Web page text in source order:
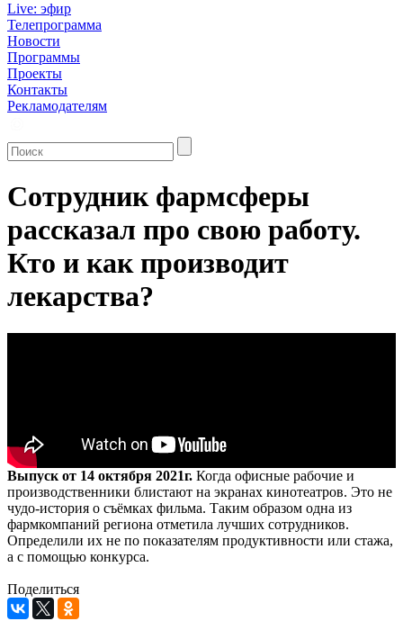
Live: эфир
Телепрограмма
Новости
Программы
Проекты
Контакты
Рекламодателям
Сотрудник фармсферы
рассказал про свою работу.
Кто и как производит
лекарства?
Выпуск от 14 октября 2021г. Когда офисные рабочие и
производственники блистают на экранах кинотеатров. Это не
чудо-история о съёмках фильма. Таким образом одна из
фармкомпаний региона отметила лучших сотрудников.
Определили их не по показателям продуктивности или стажа,
а с помощью конкурса.
Поделиться